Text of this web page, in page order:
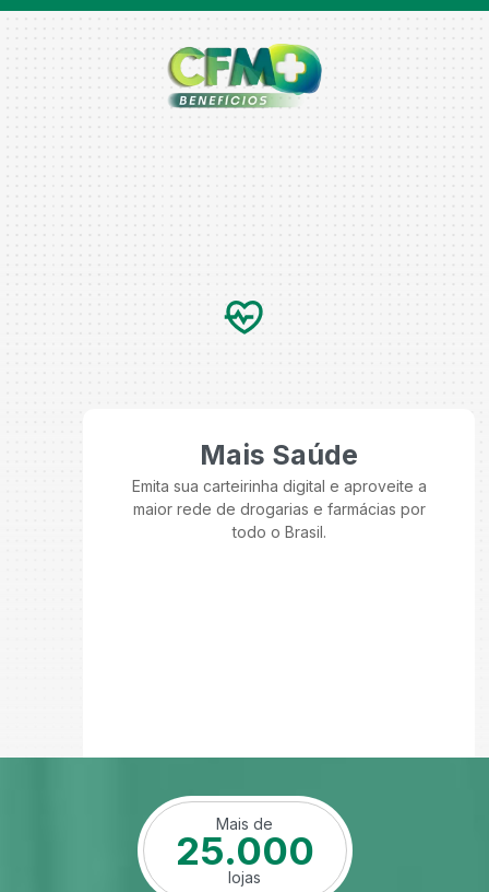
Mais Saúde
Emita sua carteirinha digital e aproveite a
maior rede de drogarias e farmácias por
todo o Brasil.
Mais de
25.000
lojas